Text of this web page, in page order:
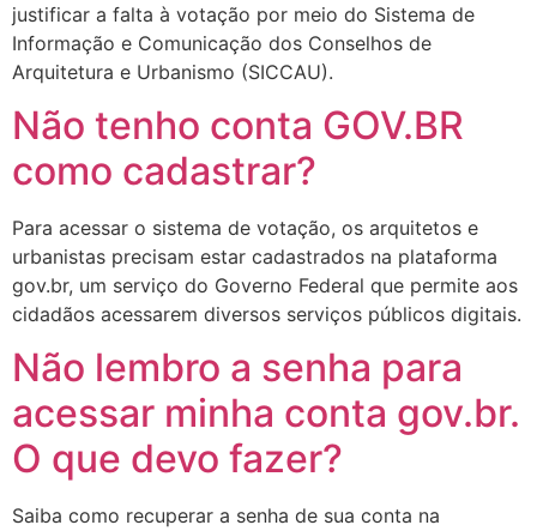
justificar a falta à votação por meio do Sistema de
Informação e Comunicação dos Conselhos de
Arquitetura e Urbanismo (SICCAU).
Não tenho conta GOV.BR
como cadastrar?
Para acessar o sistema de votação, os arquitetos e
urbanistas precisam estar cadastrados na plataforma
gov.br, um serviço do Governo Federal que permite aos
cidadãos acessarem diversos serviços públicos digitais.
Não lembro a senha para
acessar minha conta gov.br.
O que devo fazer?
Saiba como recuperar a senha de sua conta na